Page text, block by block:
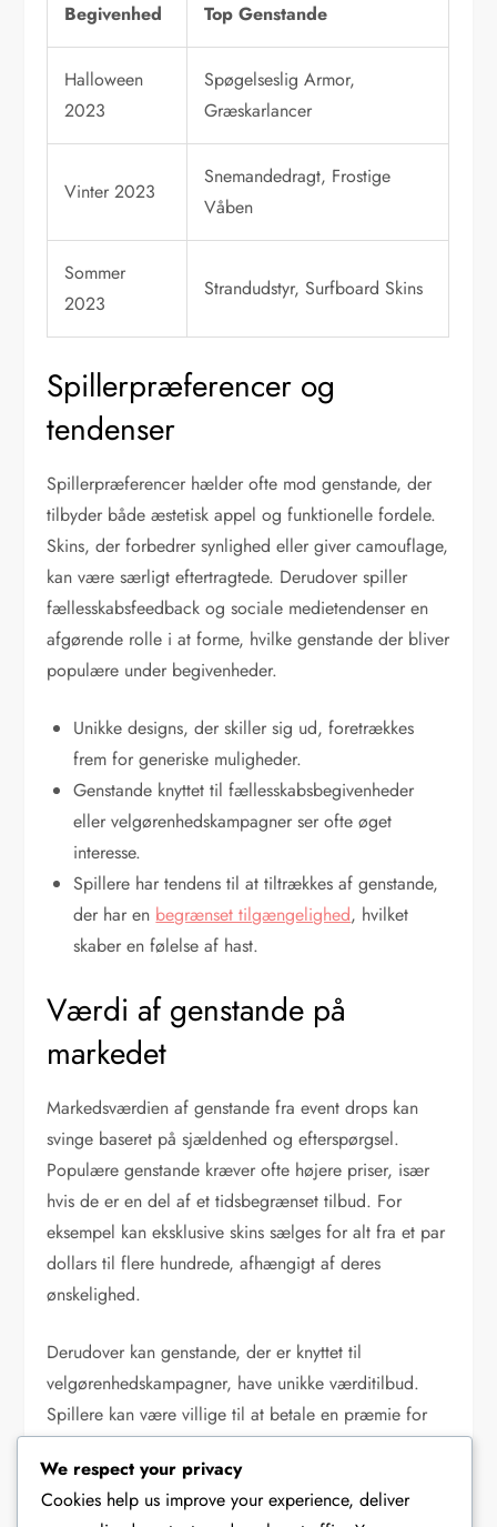
Begivenhed Top Genstande
Halloween
2023
Spøgelseslig Armor,
Græskarlancer
Vinter 2023
Snemandedragt, Frostige
Våben
Sommer
2023
Strandudstyr, Surfboard Skins
Spillerpræferencer og
tendenser
Spillerpræferencer hælder ofte mod genstande, der
tilbyder både æstetisk appel og funktionelle fordele.
Skins, der forbedrer synlighed eller giver camouflage,
kan være særligt eftertragtede. Derudover spiller
fællesskabsfeedback og sociale medietendenser en
afgørende rolle i at forme, hvilke genstande der bliver
populære under begivenheder.
Unikke designs, der skiller sig ud, foretrækkes
frem for generiske muligheder.
Genstande knyttet til fællesskabsbegivenheder
eller velgørenhedskampagner ser ofte øget
interesse.
Spillere har tendens til at tiltrækkes af genstande,
der har en begrænset tilgængelighed, hvilket
skaber en følelse af hast.
Værdi af genstande på
markedet
Markedsværdien af genstande fra event drops kan
svinge baseret på sjældenhed og efterspørgsel.
Populære genstande kræver ofte højere priser, især
hvis de er en del af et tidsbegrænset tilbud. For
eksempel kan eksklusive skins sælges for alt fra et par
dollars til flere hundrede, afhængigt af deres
ønskelighed.
Derudover kan genstande, der er knyttet til
velgørenhedskampagner, have unikke værditilbud.
Spillere kan være villige til at betale en præmie for
genstande, der bidrager til en god sag, hvilket
forbedrer både deres gameplay-oplevelse og deres
følelse af fællesskabsengagement.
We respect your privacy
Cookies help us improve your experience, deliver